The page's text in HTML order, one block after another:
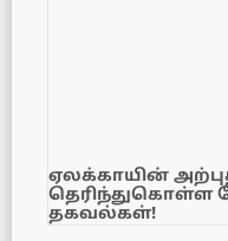
ஏலக்காயின்
தெரிந்துகொள்ள
தகவல்கள்!